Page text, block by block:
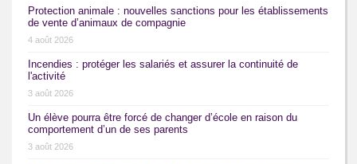
Protection animale : nouvelles sanctions pour les établissements
de vente d’animaux de compagnie
4 août 2026
Incendies : protéger les salariés et assurer la continuité de
l'activité
3 août 2026
Un élève pourra être forcé de changer d’école en raison du
comportement d’un de ses parents
3 août 2026